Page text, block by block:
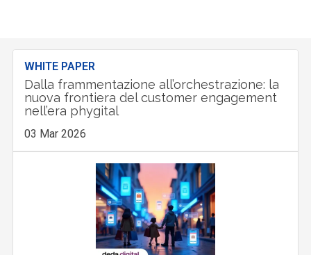
WHITE PAPER
Dalla frammentazione all’orchestrazione: la
nuova frontiera del customer engagement
nell’era phygital
03 Mar 2026